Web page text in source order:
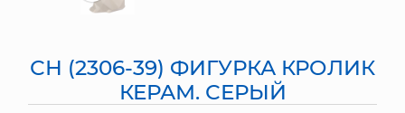
ЯЩИКИ
СУНДУКИ
СН (2306-39) ФИГУРКА КРОЛИК
КЕРАМ. СЕРЫЙ